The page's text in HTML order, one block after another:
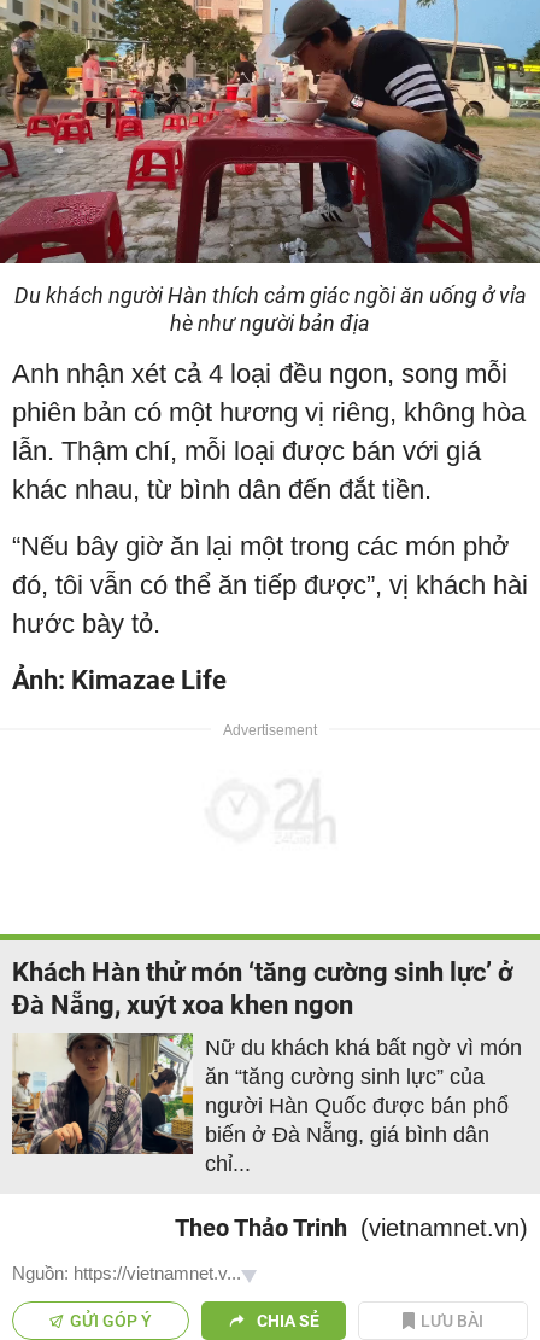
Du khách người Hàn thích cảm giác ngồi ăn uống ở vỉa
hè như người bản địa
Anh nhận xét cả 4 loại đều ngon, song mỗi
phiên bản có một hương vị riêng, không hòa
lẫn. Thậm chí, mỗi loại được bán với giá
khác nhau, từ bình dân đến đắt tiền.
“Nếu bây giờ ăn lại một trong các món phở
đó, tôi vẫn có thể ăn tiếp được”, vị khách hài
hước bày tỏ.
Ảnh: Kimazae Life
Khách Hàn thử món ‘tăng cường sinh lực’ ở
Đà Nẵng, xuýt xoa khen ngon
Nữ du khách khá bất ngờ vì món
ăn “tăng cường sinh lực” của
người Hàn Quốc được bán phổ
biến ở Đà Nẵng, giá bình dân
chỉ...
Theo Thảo Trinh (vietnamnet.vn)
Nguồn: https://vietnamnet.v...
GỬI GÓP Ý CHIA SẺ LƯU BÀI